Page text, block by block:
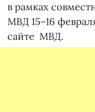
в рамках
МВД 15–16
сайте МВД.